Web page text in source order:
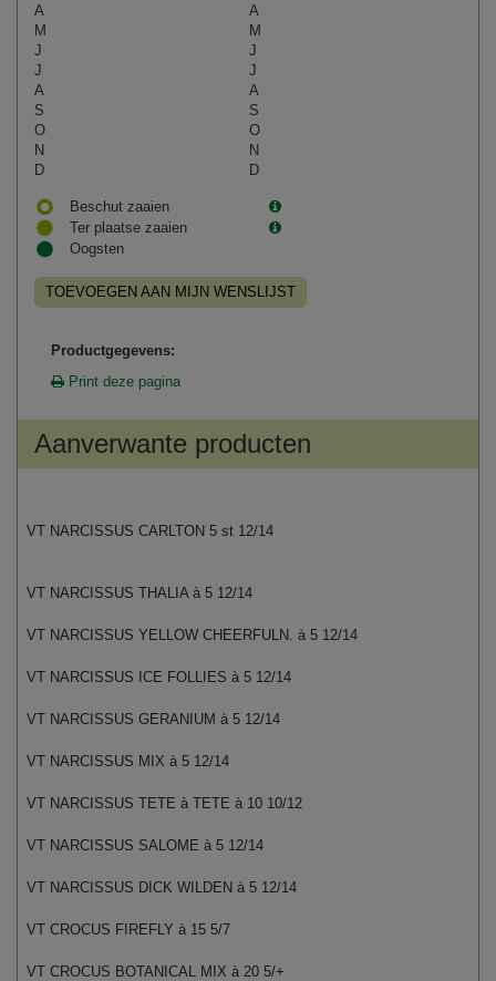
A
A
M
M
J
J
J
J
A
A
S
S
O
O
N
N
D
D
Beschut zaaien
Ter plaatse zaaien
Oogsten
TOEVOEGEN AAN MIJN WENSLIJST
Productgegevens:
Print deze pagina
Aanverwante producten
VT NARCISSUS CARLTON 5 st 12/14
VT NARCISSUS THALIA à 5 12/14
VT NARCISSUS YELLOW CHEERFULN. à 5 12/14
VT NARCISSUS ICE FOLLIES à 5 12/14
VT NARCISSUS GERANIUM à 5 12/14
VT NARCISSUS MIX à 5 12/14
VT NARCISSUS TETE à TETE à 10 10/12
VT NARCISSUS SALOME à 5 12/14
VT NARCISSUS DICK WILDEN à 5 12/14
VT CROCUS FIREFLY à 15 5/7
VT CROCUS BOTANICAL MIX à 20 5/+